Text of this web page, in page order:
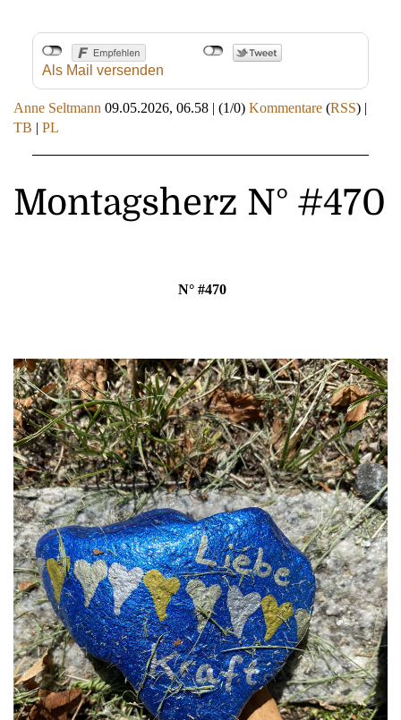
Als Mail versenden
Anne Seltmann 09.05.2026, 06.58 | (1/0) Kommentare (RSS) |
TB | PL
Montagsherz N° #470
N° #470